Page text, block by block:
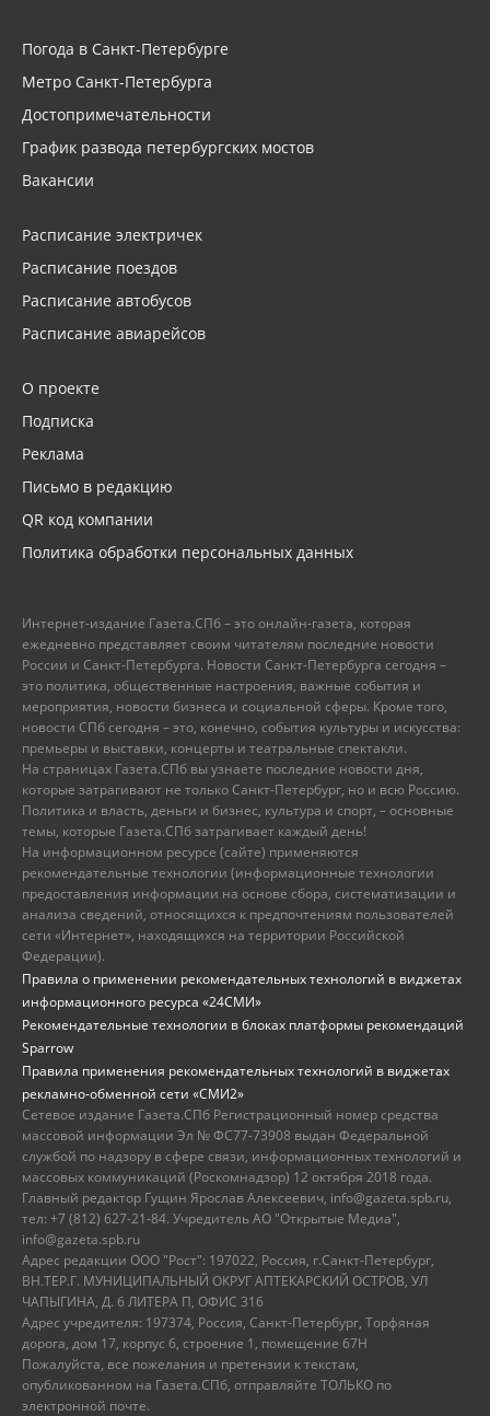
Погода в Санкт-Петербурге
Метро Санкт-Петербурга
Достопримечательности
График развода петербургских мостов
Вакансии
Расписание электричек
Расписание поездов
Расписание автобусов
Расписание авиарейсов
О проекте
Подписка
Реклама
Письмо в редакцию
QR код компании
Политика обработки персональных данных
Интернет-издание Газета.СПб – это онлайн-газета, которая
ежедневно представляет своим читателям последние новости
России и Санкт-Петербурга. Новости Санкт-Петербурга сегодня –
это политика, общественные настроения, важные события и
мероприятия, новости бизнеса и социальной сферы. Кроме того,
новости СПб сегодня – это, конечно, события культуры и искусства:
премьеры и выставки, концерты и театральные спектакли.
На страницах Газета.СПб вы узнаете последние новости дня,
которые затрагивают не только Санкт-Петербург, но и всю Россию.
Политика и власть, деньги и бизнес, культура и спорт, – основные
темы, которые Газета.СПб затрагивает каждый день!
На информационном ресурсе (сайте) применяются
рекомендательные технологии (информационные технологии
предоставления информации на основе сбора, систематизации и
анализа сведений, относящихся к предпочтениям пользователей
сети «Интернет», находящихся на территории Российской
Федерации).
Правила о применении рекомендательных технологий в виджетах
информационного ресурса «24СМИ»
Рекомендательные технологии в блоках платформы рекомендаций
Sparrow
Правила применения рекомендательных технологий в виджетах
рекламно-обменной сети «СМИ2»
Сетевое издание Газета.СПб Регистрационный номер средства
массовой информации Эл № ФС77-73908 выдан Федеральной
службой по надзору в сфере связи, информационных технологий и
массовых коммуникаций (Роскомнадзор) 12 октября 2018 года.
Главный редактор Гущин Ярослав Алексеевич, info@gazeta.spb.ru,
тел: +7 (812) 627-21-84. Учредитель АО "Открытые Медиа",
info@gazeta.spb.ru
Адрес редакции ООО "Рост": 197022, Россия, г.Санкт-Петербург,
ВН.ТЕР.Г. МУНИЦИПАЛЬНЫЙ ОКРУГ АПТЕКАРСКИЙ ОСТРОВ, УЛ
ЧАПЫГИНА, Д. 6 ЛИТЕРА П, ОФИС 316
Адрес учредителя: 197374, Россия, Санкт-Петербург, Торфяная
дорога, дом 17, корпус 6, строение 1, помещение 67Н
Пожалуйста, все пожелания и претензии к текстам,
опубликованном на Газета.СПб, отправляйте ТОЛЬКО по
электронной почте.